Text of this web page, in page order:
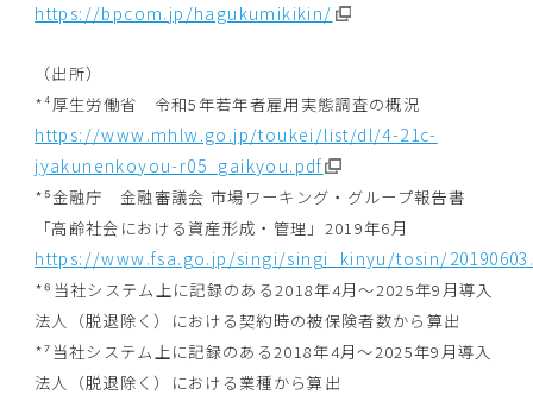
https://bpcom.jp/hagukumikikin/
（出所）
*⁴厚生労働省 令和5年若年者雇用実態調査の概況
https://www.mhlw.go.jp/toukei/list/dl/4-21c-
jyakunenkoyou-r05_gaikyou.pdf
*⁵金融庁 金融審議会 市場ワーキング・グループ報告書
「高齢社会における資産形成・管理」2019年6月
https://www.fsa.go.jp/singi/singi_kinyu/tosin/
*⁶当社システム上に記録のある2018年4月～2025年9月導入
法人（脱退除く）における契約時の被保険者数から算出
*⁷当社システム上に記録のある2018年4月～2025年9月導入
法人（脱退除く）における業種から算出